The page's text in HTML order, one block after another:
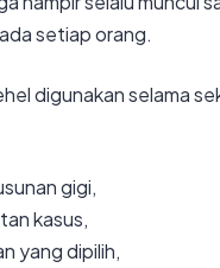
setiap orang.
digunakan selama
gigi,
kasus,
yang dipilih,